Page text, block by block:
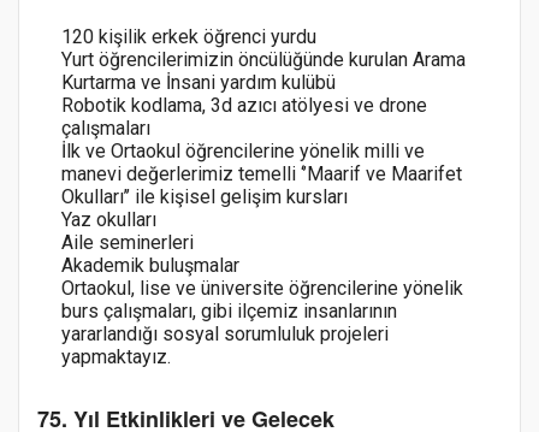
120 kişilik erkek öğrenci yurdu
Yurt öğrencilerimizin öncülüğünde kurulan Arama
Kurtarma ve İnsani yardım kulübü
Robotik kodlama, 3d azıcı atölyesi ve drone
çalışmaları
İlk ve Ortaokul öğrencilerine yönelik milli ve
manevi değerlerimiz temelli ‘’Maarif ve Maarifet
Okulları’’ ile kişisel gelişim kursları
Yaz okulları
Aile seminerleri
Akademik buluşmalar
Ortaokul, lise ve üniversite öğrencilerine yönelik
burs çalışmaları, gibi ilçemiz insanlarının
yararlandığı sosyal sorumluluk projeleri
yapmaktayız.
75. Yıl Etkinlikleri ve Gelecek